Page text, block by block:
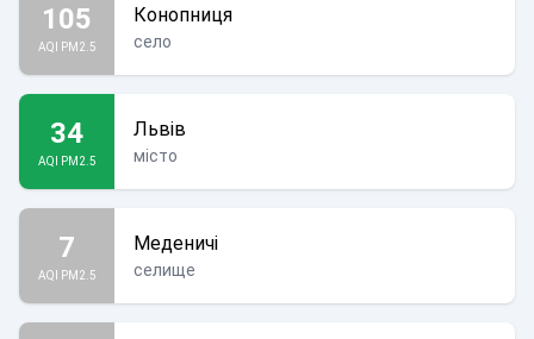
105
AQI PM2.5
Конопниця
село
34
AQI PM2.5
Львів
місто
7
AQI PM2.5
Меденичі
селище